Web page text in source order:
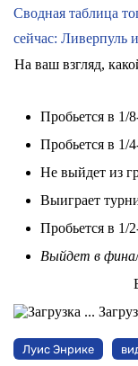
Сводная таблица
сейчас: Ливерпуль
На ваш взгляд,
Пробьется в 1/
Пробьется в 1/
Не выйдет из
Выиграет
Пробьется в 1/
Выйдет в
Луис Энрике